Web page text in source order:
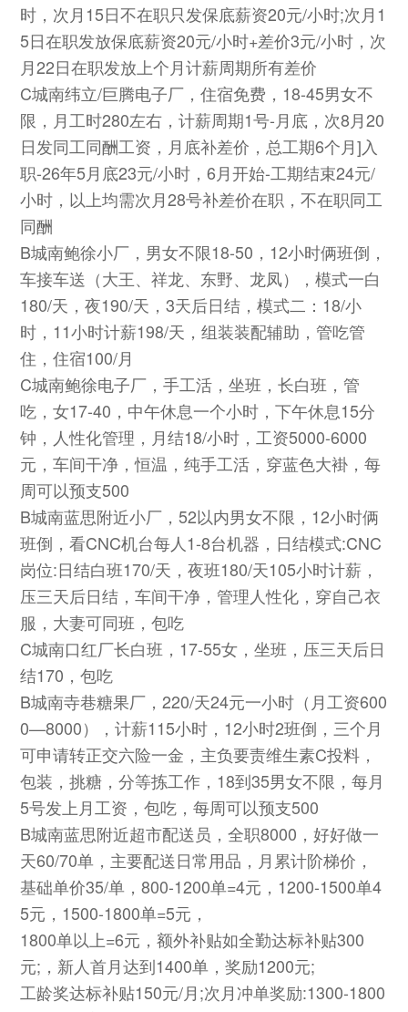
时，次月15日不在职只发保底薪资20元/小时;次月1
5日在职发放保底薪资20元/小时+差价3元/小时，次
月22日在职发放上个月计薪周期所有差价
C城南纬立/巨腾电子厂，住宿免费，18-45男女不
限，月工时280左右，计薪周期1号-月底，次8月20
日发同工同酬工资，月底补差价，总工期6个月]入
职-26年5月底23元/小时，6月开始-工期结束24元/
小时，以上均需次月28号补差价在职，不在职同工
同酬
B城南鲍徐小厂，男女不限18-50，12小时俩班倒，
车接车送（大王、祥龙、东野、龙凤），模式一白
180/天，夜190/天，3天后日结，模式二：18/小
时，11小时计薪198/天，组装装配辅助，管吃管
住，住宿100/月
C城南鲍徐电子厂，手工活，坐班，长白班，管
吃，女17-40，中午休息一个小时，下午休息15分
钟，人性化管理，月结18/小时，工资5000-6000
元，车间干净，恒温，纯手工活，穿蓝色大褂，每
周可以预支500
B城南蓝思附近小厂，52以内男女不限，12小时俩
班倒，看CNC机台每人1-8台机器，日结模式:CNC
岗位:日结白班170/天，夜班180/天105小时计薪，
压三天后日结，车间干净，管理人性化，穿自己衣
服，大妻可同班，包吃
C城南口红厂长白班，17-55女，坐班，压三天后日
结170，包吃
B城南寺巷糖果厂，220/天24元一小时（月工资600
0—8000），计薪115小时，12小时2班倒，三个月
可申请转正交六险一金，主负要责维生素C投料，
包装，挑糖，分等拣工作，18到35男女不限，每月
5号发上月工资，包吃，每周可以预支500
B城南蓝思附近超市配送员，全职8000，好好做一
天60/70单，主要配送日常用品，月累计阶梯价，
基础单价35/单，800-1200单=4元，1200-1500单4
5元，1500-1800单=5元，
1800单以上=6元，额外补贴如全勤达标补贴300
元;，新人首月达到1400单，奖励1200元;
工龄奖达标补贴150元/月;次月冲单奖励:1300-1800